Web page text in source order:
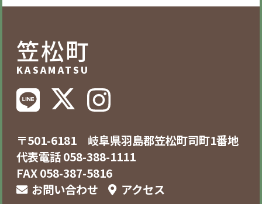
笠松町
KASAMATSU
〒501-6181 岐阜県羽島郡笠松町司町1番地
代表電話 058-388-1111
FAX 058-387-5816
お問い合わせ
アクセス